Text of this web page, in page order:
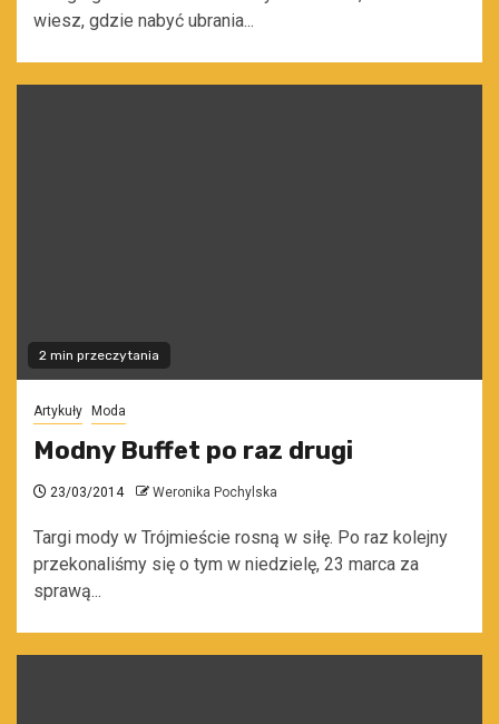
wiesz, gdzie nabyć ubrania...
2 min przeczytania
Artykuły Moda
Modny Buffet po raz drugi
23/03/2014 Weronika Pochylska
Targi mody w Trójmieście rosną w siłę. Po raz kolejny
przekonaliśmy się o tym w niedzielę, 23 marca za
sprawą...